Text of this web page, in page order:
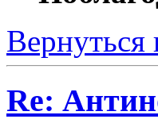
Вернуться
Re: